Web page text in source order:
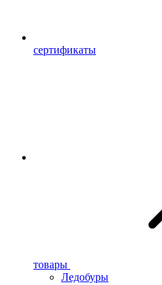
сертификаты
товары
Ледобуры